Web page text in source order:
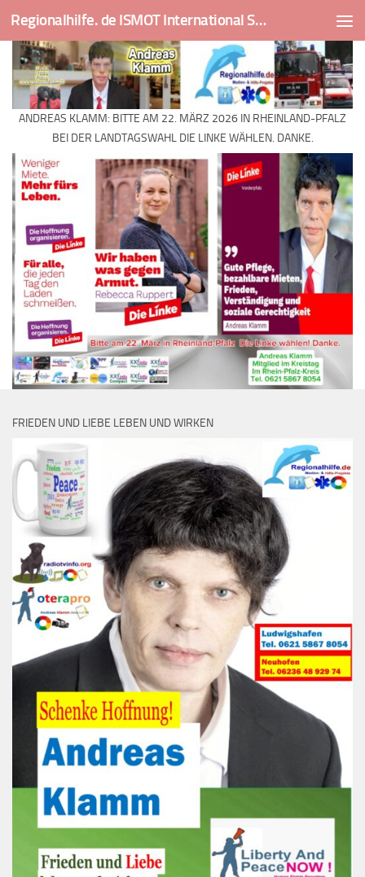
Skip to content Regionalhilfe. de ISMOT International Social And Medical Outreach Team
ANDREAS KLAMM: BITTE AM 22. MÄRZ 2026 IN RHEINLAND-PFALZ
BEI DER LANDTAGSWAHL DIE LINKE WÄHLEN. DANKE.
FRIEDEN UND LIEBE LEBEN UND WIRKEN